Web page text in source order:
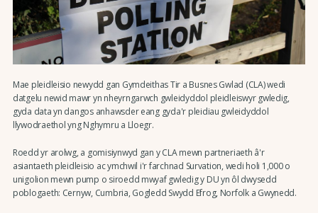
Mae pleidleisio newydd gan Gymdeithas Tir a Busnes Gwlad (CLA) wedi
datgelu newid mawr yn nheyrngarwch gwleidyddol pleidleiswyr gwledig,
gyda data yn dangos anhawsder eang gyda'r pleidiau gwleidyddol
llywodraethol yng Nghymru a Lloegr.
Roedd yr arolwg, a gomisiynwyd gan y CLA mewn partneriaeth â'r
asiantaeth pleidleisio ac ymchwil i'r farchnad Survation, wedi holi 1,000 o
unigolion mewn pump o siroedd mwyaf gwledig y DU yn ôl dwysedd
poblogaeth: Cernyw, Cumbria, Gogledd Swydd Efrog, Norfolk a Gwynedd.